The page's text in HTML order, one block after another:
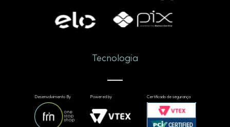
Tecnologia
Desenvolvimento By Powered by Certificado de segurança